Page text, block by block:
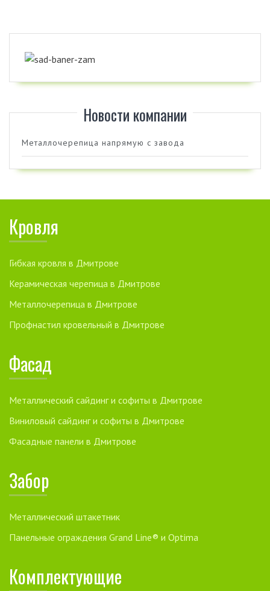
Новости компании
Металлочерепица напрямую с завода
Кровля
Гибкая кровля в Дмитрове
Керамическая черепица в Дмитрове
Металлочерепица в Дмитрове
Профнастил кровельный в Дмитрове
Фасад
Металлический сайдинг и софиты в Дмитрове
Виниловый сайдинг и софиты в Дмитрове
Фасадные панели в Дмитрове
Забор
Металлический штакетник
Панельные ограждения Grand Line® и Optima
Комплектующие